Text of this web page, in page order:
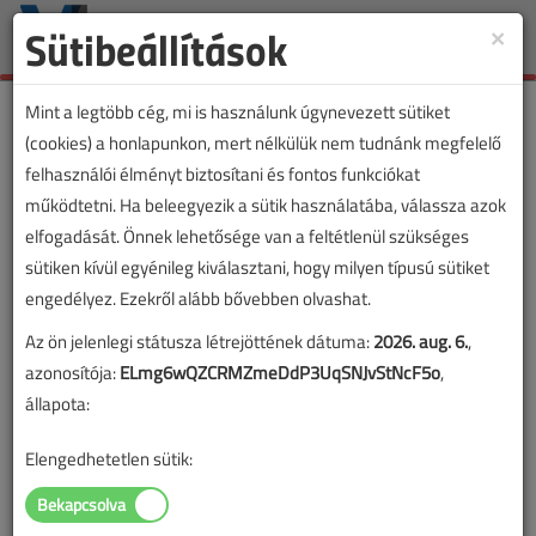
Toggle
×
Sütibeállítások
Mint a legtöbb cég, mi is használunk úgynevezett sütiket
(cookies) a honlapunkon, mert nélkülük nem tudnánk megfelelő
felhasználói élményt biztosítani és fontos funkciókat
működtetni. Ha beleegyezik a sütik használatába, válassza azok
elfogadását. Önnek lehetősége van a feltétlenül szükséges
sütiken kívül egyénileg kiválasztani, hogy milyen típusú sütiket
engedélyez. Ezekről alább bővebben olvashat.
Az ön jelenlegi státusza létrejöttének dátuma:2026. aug. 6.,
azonosítója:ELmg6wQZCRMZmeDdP3UqSNJvStNcF5o,
állapota:
Elengedhetetlen sütik: